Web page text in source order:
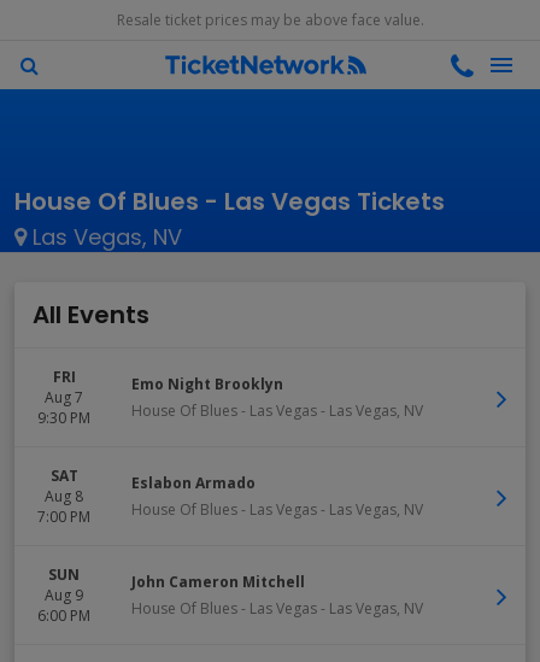
Resale ticket prices may be above face value.
House Of Blues - Las Vegas Tickets
Las Vegas, NV
All Events
FRI
Aug 7
9:30 PM
Emo Night Brooklyn
House Of Blues - Las Vegas- Las Vegas, NV
SAT
Aug 8
7:00 PM
Eslabon Armado
House Of Blues - Las Vegas- Las Vegas, NV
SUN
Aug 9
6:00 PM
John Cameron Mitchell
House Of Blues - Las Vegas- Las Vegas, NV